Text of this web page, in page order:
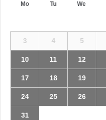
Mo Tu We
3 4 5
10 11 12
17 18 19
24 25 26
31